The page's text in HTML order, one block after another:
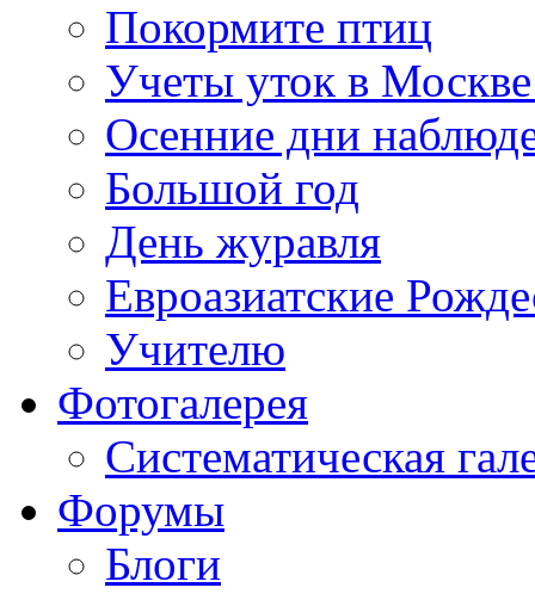
Покормите птиц
Учеты уток в
Осенние дни
Большой год
День журавля
Евроазиатские
Учителю
Фотогалерея
Систематическая
Форумы
Блоги